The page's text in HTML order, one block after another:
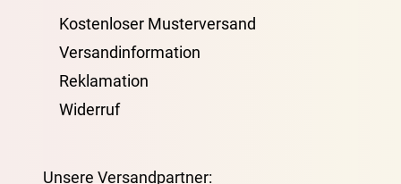
Kostenloser Musterversand
Versandinformation
Reklamation
Widerruf
Unsere Versandpartner: